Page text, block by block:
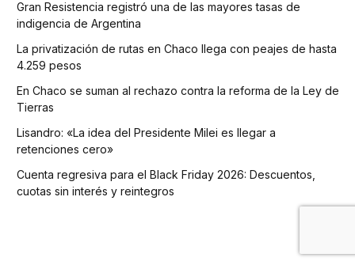
Gran Resistencia registró una de las mayores tasas de
indigencia de Argentina
La privatización de rutas en Chaco llega con peajes de hasta
4.259 pesos
En Chaco se suman al rechazo contra la reforma de la Ley de
Tierras
Lisandro: «La idea del Presidente Milei es llegar a
retenciones cero»
Cuenta regresiva para el Black Friday 2026: Descuentos,
cuotas sin interés y reintegros